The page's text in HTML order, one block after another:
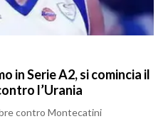
in Serie A2, si comincia il
l’Urania
contro Montecatini